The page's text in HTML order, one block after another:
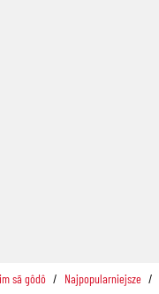
sã gôdô Najpopularniejsze